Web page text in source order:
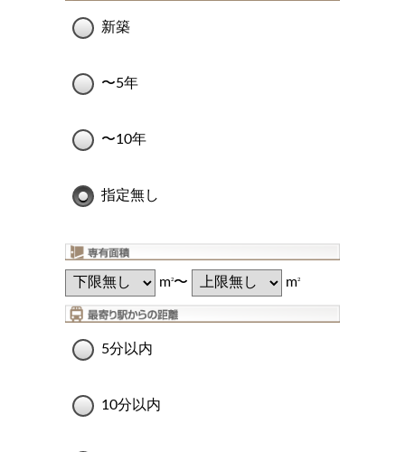
新築
〜5年
〜10年
指定無し
m2〜 m2
5分以内
10分以内